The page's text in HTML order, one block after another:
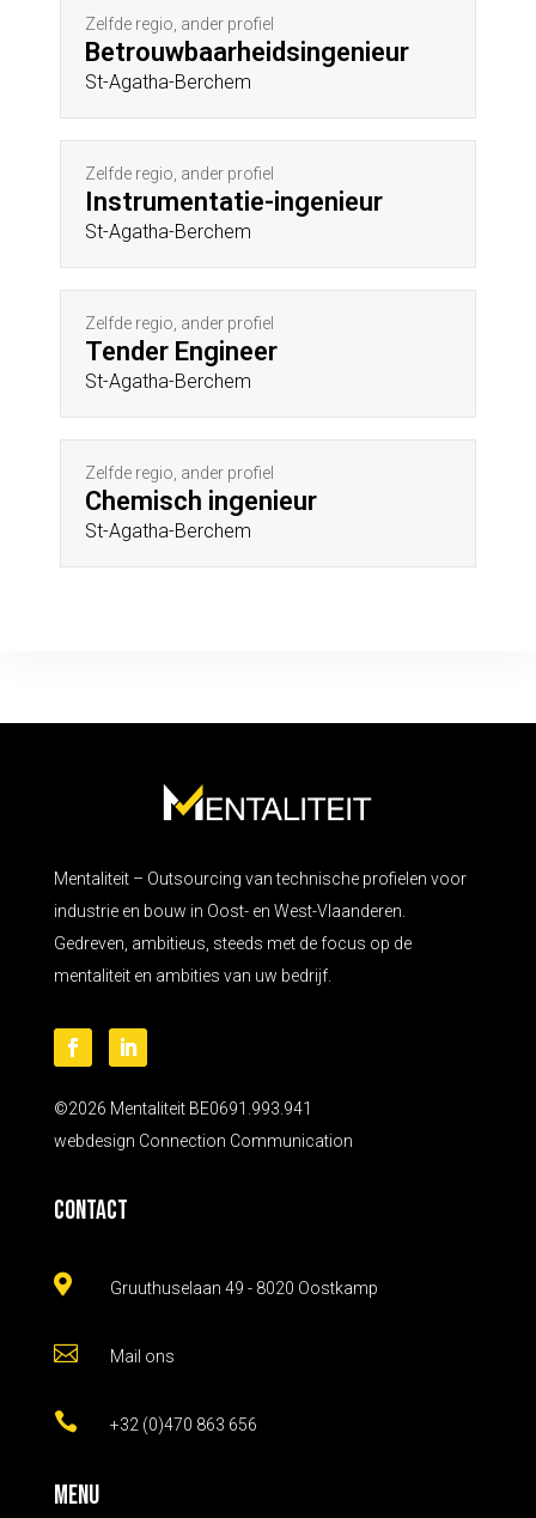
Zelfde regio, ander profiel
Betrouwbaarheidsingenieur
St-Agatha-Berchem
Zelfde regio, ander profiel
Instrumentatie-ingenieur
St-Agatha-Berchem
Zelfde regio, ander profiel
Tender Engineer
St-Agatha-Berchem
Zelfde regio, ander profiel
Chemisch ingenieur
St-Agatha-Berchem
Mentaliteit – Outsourcing van technische profielen voor
industrie en bouw in Oost- en West-Vlaanderen.
Gedreven, ambitieus, steeds met de focus op de
mentaliteit en ambities van uw bedrijf.
©2026 Mentaliteit BE0691.993.941
webdesign Connection Communication
Contact
 Gruuthuselaan 49 - 8020 Oostkamp
 Mail ons
 +32 (0)470 863 656
Menu